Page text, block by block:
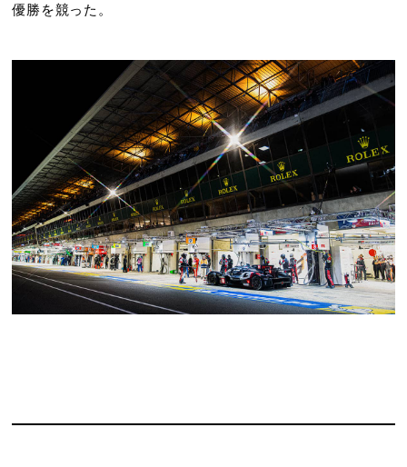
優勝を競った。